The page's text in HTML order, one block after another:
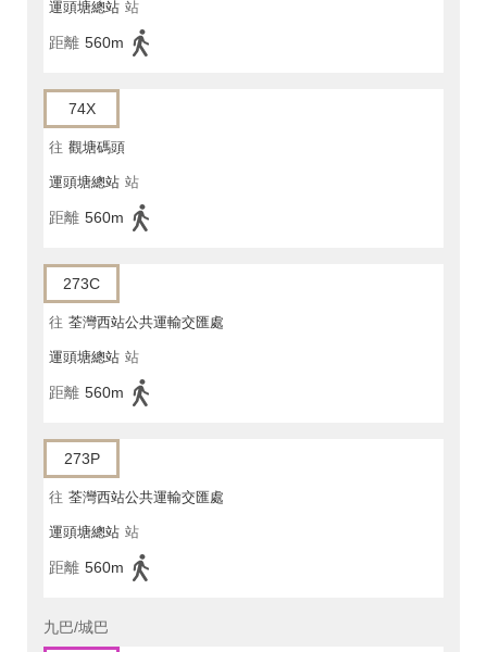
運頭塘總站 站
距離 560m
74X
往 觀塘碼頭
運頭塘總站 站
距離 560m
273C
往 荃灣西站公共運輸交匯處
運頭塘總站 站
距離 560m
273P
往 荃灣西站公共運輸交匯處
運頭塘總站 站
距離 560m
九巴/城巴